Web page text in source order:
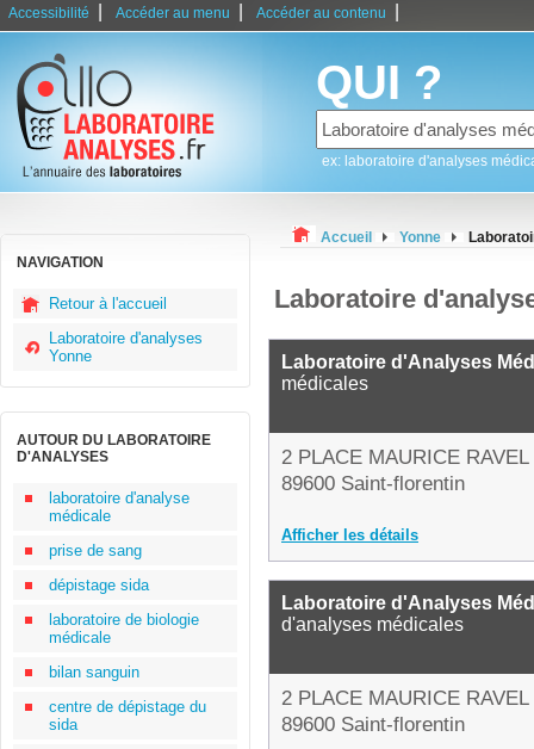
Accessibilité Accéder au menu Accéder au contenu
QUI ?
ex: laboratoire d'analyses
NAVIGATION
Retour à l'accueil
Laboratoire d'analyses
Yonne
AUTOUR DU LABORATOIRE
D'ANALYSES
laboratoire d'analyse
médicale
prise de sang
dépistage sida
laboratoire de biologie
médicale
bilan sanguin
centre de dépistage du
sida
Accueil Yonne
Laboratoire
Laboratoire d'Analyses
médicales
2 PLACE MAURICE RAVEL
89600 Saint-florentin
Afficher les détails
Laboratoire d'Analyses
d'analyses médicales
2 PLACE MAURICE RAVEL
89600 Saint-florentin